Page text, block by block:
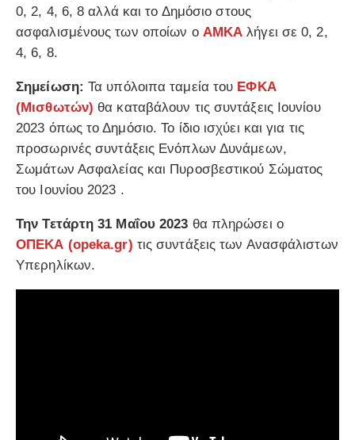
0, 2, 4, 6, 8 αλλά και το Δημόσιο στους
ασφαλισμένους των οποίων ο ΑΜΚΑ λήγει σε 0, 2,
4, 6, 8.
Σημείωση: Τα υπόλοιπα ταμεία του ΕΦΚΑ
(Μισθωτών) θα καταβάλουν τις συντάξεις Ιουνίου
2023 όπως το Δημόσιο. Το ίδιο ισχύει και για τις
προσωρινές συντάξεις Ενόπλων Δυνάμεων,
Σωμάτων Ασφαλείας και Πυροσβεστικού Σώματος
του Ιουνίου 2023 .
Την Τετάρτη 31 Μαΐου 2023 θα πληρώσει ο
ΟΠΕΚΑ (opeka.gr) τις συντάξεις των Ανασφάλιστων
Υπερηλίκων.